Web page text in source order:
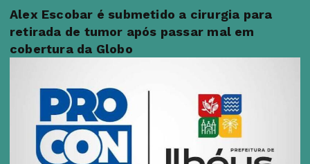
Alex Escobar é submetido a cirurgia para
retirada de tumor após passar mal em
cobertura da Globo